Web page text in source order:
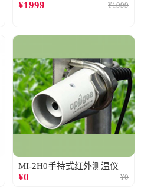
¥1999 ¥1999
MI-2H0手持式红外测温仪
¥0 ¥0